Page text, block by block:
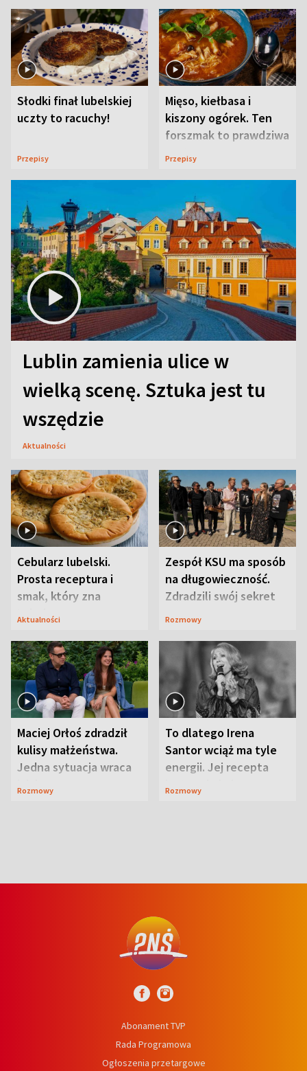
Słodki finał lubelskiej
uczty to racuchy!
Przepisy
Mięso, kiełbasa i
kiszony ogórek. Ten
forszmak to prawdziwa
uczta
Przepisy
Lublin zamienia ulice w
wielką scenę. Sztuka jest tu
wszędzie
Aktualności
Cebularz lubelski.
Prosta receptura i
smak, który zna
Lubelszczyzna
Aktualności
Zespół KSU ma sposób
na długowieczność.
Zdradzili swój sekret
Rozmowy
Maciej Orłoś zdradził
kulisy małżeństwa.
Jedna sytuacja wraca
jak bumerang
Rozmowy
To dlatego Irena
Santor wciąż ma tyle
energii. Jej recepta
jest zaskakująco
Rozmowy
Abonament TVP
Rada Programowa
Ogłoszenia przetargowe